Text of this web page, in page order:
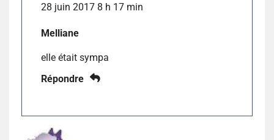
28 juin 2017 8 h 17 min
Melliane
elle était sympa
Répondre